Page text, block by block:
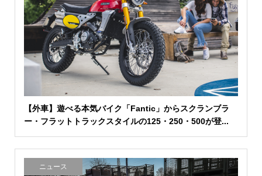
【外車】遊べる本気バイク「Fantic」からスクランブラ
ー・フラットトラックスタイルの125・250・500が登...
ニュース